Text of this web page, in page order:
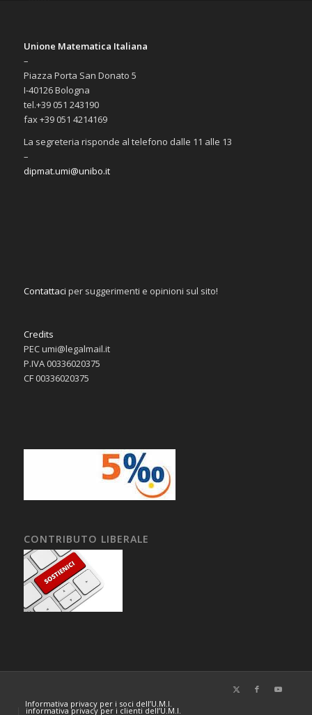
Unione Matematica Italiana
–
Piazza Porta San Donato 5
I-40126 Bologna
tel.+39 051 243190
fax +39 051 4214169
La segreteria risponde al telefono dalle 11 alle 13
–
dipmat.umi@unibo.it
Contattaci per suggerimenti e opinioni sul sito!
Credits
PEC umi@legalmail.it
P.IVA 00336020375
CF 00336020375
CONTRIBUTO LIBERALE
Informativa privacy per i soci dell’U.M.I.
informativa privacy per i clienti dell’U.M.I.